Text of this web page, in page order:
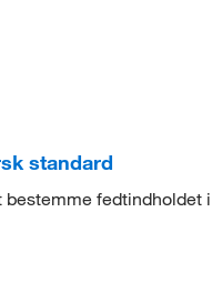
standard
fedtindholdet